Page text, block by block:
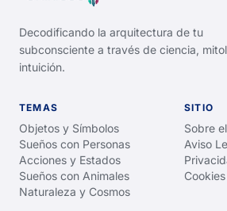
Decodificando la arquitectura de tu
subconsciente a través de ciencia,
intuición.
TEMAS
Objetos y Símbolos
Sueños con Personas
Acciones y Estados
Sueños con Animales
Naturaleza y Cosmos
SITIO
Sobre
Aviso
Cookies